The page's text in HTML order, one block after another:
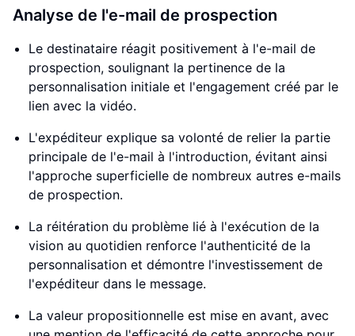
Analyse de l'e-mail de prospection
Le destinataire réagit positivement à l'e-mail de
prospection, soulignant la pertinence de la
personnalisation initiale et l'engagement créé par le
lien avec la vidéo.
L'expéditeur explique sa volonté de relier la partie
principale de l'e-mail à l'introduction, évitant ainsi
l'approche superficielle de nombreux autres e-mails
de prospection.
La réitération du problème lié à l'exécution de la
vision au quotidien renforce l'authenticité de la
personnalisation et démontre l'investissement de
l'expéditeur dans le message.
La valeur propositionnelle est mise en avant, avec